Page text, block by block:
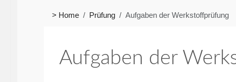
> Home Prüfung Aufgaben der Werkstoffprüfung
Aufgaben der